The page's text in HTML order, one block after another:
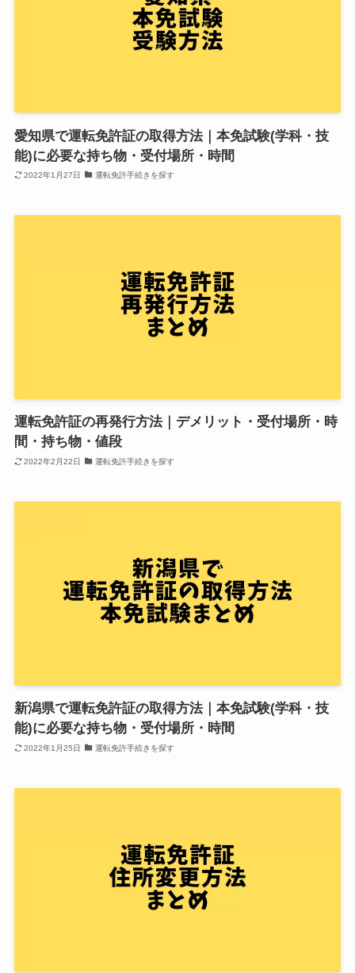
愛知県で運転免許証の取得方法｜本免試験(学科・技
能)に必要な持ち物・受付場所・時間
2022年1月27日 運転免許手続きを探す
運転免許証の再発行方法｜デメリット・受付場所・時
間・持ち物・値段
2022年2月22日 運転免許手続きを探す
新潟県で運転免許証の取得方法｜本免試験(学科・技
能)に必要な持ち物・受付場所・時間
2022年1月25日 運転免許手続きを探す